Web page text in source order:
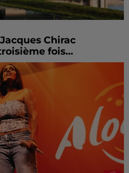
Chirac
fois...